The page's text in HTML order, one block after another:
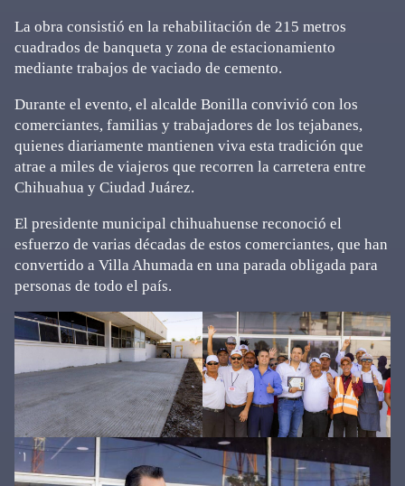
La obra consistió en la rehabilitación de 215 metros
cuadrados de banqueta y zona de estacionamiento
mediante trabajos de vaciado de cemento.
Durante el evento, el alcalde Bonilla convivió con los
comerciantes, familias y trabajadores de los tejabanes,
quienes diariamente mantienen viva esta tradición que
atrae a miles de viajeros que recorren la carretera entre
Chihuahua y Ciudad Juárez.
El presidente municipal chihuahuense reconoció el
esfuerzo de varias décadas de estos comerciantes, que han
convertido a Villa Ahumada en una parada obligada para
personas de todo el país.